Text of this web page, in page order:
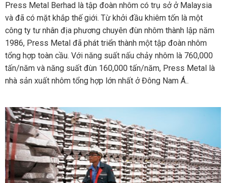
Press Metal Berhad là tập đoàn nhôm có trụ sở ở Malaysia
và đã có mặt khắp thế giới. Từ khởi đầu khiêm tốn là một
công ty tư nhân địa phương chuyên đùn nhôm thành lập năm
1986, Press Metal đã phát triển thành một tập đoàn nhôm
tổng hợp toàn cầu. Với năng suất nấu chảy nhôm là 760,000
tấn/năm và năng suất đùn 160,000 tấn/năm, Press Metal là
nhà sản xuất nhôm tổng hợp lớn nhất ở Đông Nam Á..